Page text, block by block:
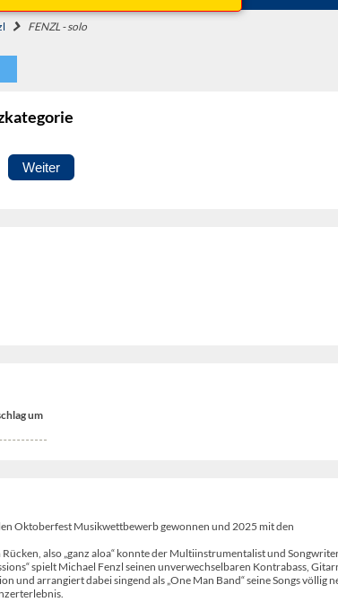
FENZL - solo
um
Oktoberfest Musikwettbewerb gewonnen und 2025 mit den
also „ganz aloa“ konnte der Multiinstrumentalist und
spielt Michael Fenzl seinen unverwechselbaren Kontrabass,
und arrangiert dabei singend als „One Man Band“ seine Songs völlig